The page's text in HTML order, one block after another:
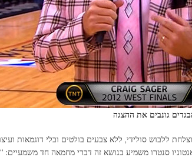
גונבים את ההצגה
ללבוש סולידי, ללא צבעים בולטים ובלי דוגמאות
סנטרו משמיע בנושא זה דברי מחמאה חד משמעיים: